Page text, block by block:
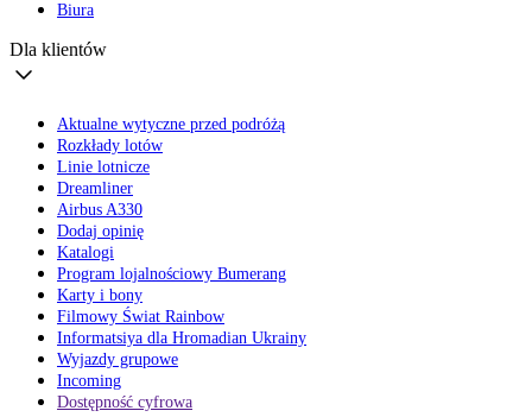
Biura
Dla klientów
Aktualne wytyczne przed podróżą
Rozkłady lotów
Linie lotnicze
Dreamliner
Airbus A330
Dodaj opinię
Katalogi
Program lojalnościowy Bumerang
Karty i bony
Filmowy Świat Rainbow
Informatsiya dla Hromadian Ukrainy
Wyjazdy grupowe
Incoming
Dostępność cyfrowa